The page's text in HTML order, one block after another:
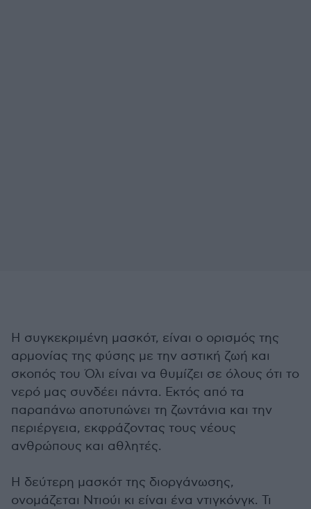
Η συγκεκριμένη μασκότ, είναι ο ορισμός της
αρμονίας της φύσης με την αστική ζωή και
σκοπός του Όλι είναι να θυμίζει σε όλους ότι το
νερό μας συνδέει πάντα. Εκτός από τα
παραπάνω αποτυπώνει τη ζωντάνια και την
περιέργεια, εκφράζοντας τους νέους
ανθρώπους και αθλητές.
Η δεύτερη μασκότ της διοργάνωσης,
ονομάζεται Ντιούι κι είναι ένα ντιγκόνγκ. Τι